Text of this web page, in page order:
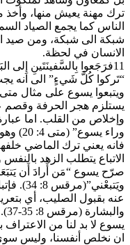
ترك مهنة يعيش منها، وأخذ
الناس كما يجمع الصياد
شبكة الى شبكة، ومن صيد
الانسان في لحظة.
11فرَجَعوا بِالسَّفينَتَينِ
“تَركوا كُلَّ شَيءٍ” الى انه
يستلزم هجر الحرفة وقصم
وإخلاص من القلب. اما
وراء
فانه يعني ترك الماضي
الاتباع يتطلب الزهد
صرّح يسوع “مَن أَرادَ أَن
عنه بقبول الصليب، أي
يسوع لا بد لنا من الاعتراف
ان نخلص أنفسنا، وليس